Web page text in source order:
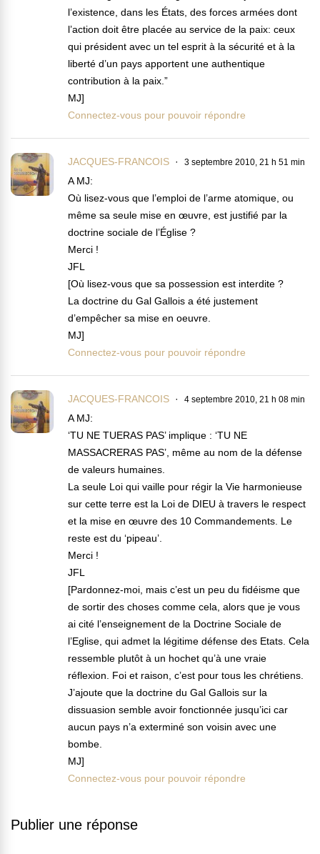
l’existence, dans les États, des forces armées dont
l’action doit être placée au service de la paix: ceux
qui président avec un tel esprit à la sécurité et à la
liberté d’un pays apportent une authentique
contribution à la paix.”
MJ]
Connectez-vous pour pouvoir répondre
JACQUES-FRANCOIS 3 septembre 2010, 21 h 51 min
A MJ:
Où lisez-vous que l’emploi de l’arme atomique, ou
même sa seule mise en œuvre, est justifié par la
doctrine sociale de l’Église ?
Merci !
JFL
[Où lisez-vous que sa possession est interdite ?
La doctrine du Gal Gallois a été justement
d’empêcher sa mise en oeuvre.
MJ]
Connectez-vous pour pouvoir répondre
JACQUES-FRANCOIS 4 septembre 2010, 21 h 08 min
A MJ:
‘TU NE TUERAS PAS’ implique : ‘TU NE
MASSACRERAS PAS’, même au nom de la défense
de valeurs humaines.
La seule Loi qui vaille pour régir la Vie harmonieuse
sur cette terre est la Loi de DIEU à travers le respect
et la mise en œuvre des 10 Commandements. Le
reste est du ‘pipeau’.
Merci !
JFL
[Pardonnez-moi, mais c’est un peu du fidéisme que
de sortir des choses comme cela, alors que je vous
ai cité l’enseignement de la Doctrine Sociale de
l’Eglise, qui admet la légitime défense des Etats. Cela
ressemble plutôt à un hochet qu’à une vraie
réflexion. Foi et raison, c’est pour tous les chrétiens.
J’ajoute que la doctrine du Gal Gallois sur la
dissuasion semble avoir fonctionnée jusqu’ici car
aucun pays n’a exterminé son voisin avec une
bombe.
MJ]
Connectez-vous pour pouvoir répondre
Publier une réponse